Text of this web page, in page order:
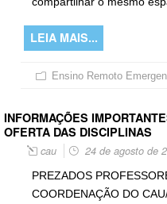
LEIA MAIS...
Ensino Remoto
INFORMAÇÕES
OFERTA DAS DISCIPLINAS
cau 24 de agosto de
PREZADOS
COORDENAÇÃO DO